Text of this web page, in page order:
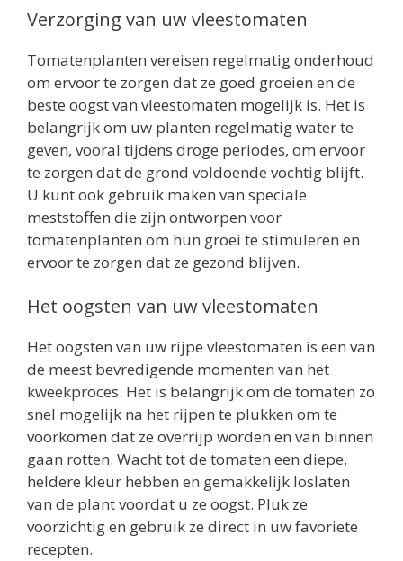
Verzorging van uw vleestomaten
Tomatenplanten vereisen regelmatig onderhoud
om ervoor te zorgen dat ze goed groeien en de
beste oogst van vleestomaten mogelijk is. Het is
belangrijk om uw planten regelmatig water te
geven, vooral tijdens droge periodes, om ervoor
te zorgen dat de grond voldoende vochtig blijft.
U kunt ook gebruik maken van speciale
meststoffen die zijn ontworpen voor
tomatenplanten om hun groei te stimuleren en
ervoor te zorgen dat ze gezond blijven.
Het oogsten van uw vleestomaten
Het oogsten van uw rijpe vleestomaten is een van
de meest bevredigende momenten van het
kweekproces. Het is belangrijk om de tomaten zo
snel mogelijk na het rijpen te plukken om te
voorkomen dat ze overrijp worden en van binnen
gaan rotten. Wacht tot de tomaten een diepe,
heldere kleur hebben en gemakkelijk loslaten
van de plant voordat u ze oogst. Pluk ze
voorzichtig en gebruik ze direct in uw favoriete
recepten.